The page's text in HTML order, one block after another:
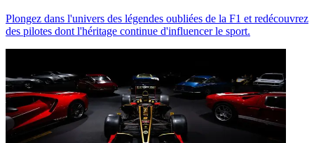
Plongez dans l'univers des légendes oubliées de la F1 et redécouvrez
des pilotes dont l'héritage continue d'influencer le sport.